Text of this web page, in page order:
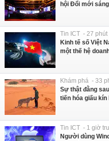
hội Đổi mới
Tin ICT - 27
Kinh tế số Việt
một thế hệ
Khám phá - 33
Sự thật đằng
tiến hóa giấu kín
Tin ICT - 1 giờ
Người dùng